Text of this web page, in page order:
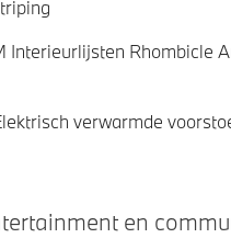
Interieurlijsten Rhombicle
verwarmde
en